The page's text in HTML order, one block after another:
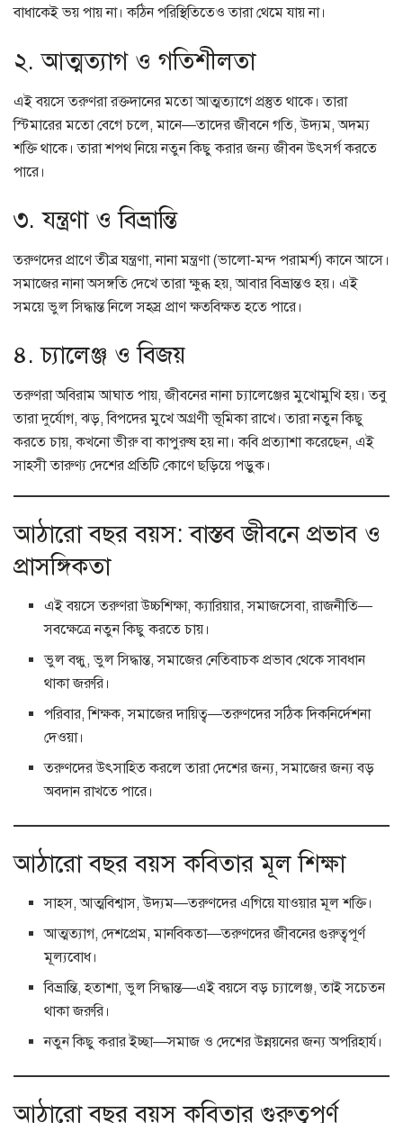
বাধাকেই ভয় পায় না। কঠিন পরিস্থিতিতেও তারা থেমে যায় না।
২. আত্মত্যাগ ও গতিশীলতা
এই বয়সে তরুণরা রক্তদানের মতো আত্মত্যাগে প্রস্তুত থাকে। তারা
স্টিমারের মতো বেগে চলে, মানে—তাদের জীবনে গতি, উদ্যম, অদম্য
শক্তি থাকে। তারা শপথ নিয়ে নতুন কিছু করার জন্য জীবন উৎসর্গ করতে
পারে।
৩. যন্ত্রণা ও বিভ্রান্তি
তরুণদের প্রাণে তীব্র যন্ত্রণা, নানা মন্ত্রণা (ভালো-মন্দ পরামর্শ) কানে আসে।
সমাজের নানা অসঙ্গতি দেখে তারা ক্ষুব্ধ হয়, আবার বিভ্রান্তও হয়। এই
সময়ে ভুল সিদ্ধান্ত নিলে সহস্র প্রাণ ক্ষতবিক্ষত হতে পারে।
৪. চ্যালেঞ্জ ও বিজয়
তরুণরা অবিরাম আঘাত পায়, জীবনের নানা চ্যালেঞ্জের মুখোমুখি হয়। তবু
তারা দুর্যোগ, ঝড়, বিপদের মুখে অগ্রণী ভূমিকা রাখে। তারা নতুন কিছু
করতে চায়, কখনো ভীরু বা কাপুরুষ হয় না। কবি প্রত্যাশা করেছেন, এই
সাহসী তারুণ্য দেশের প্রতিটি কোণে ছড়িয়ে পড়ুক।
আঠারো বছর বয়স: বাস্তব জীবনে প্রভাব ও
প্রাসঙ্গিকতা
এই বয়সে তরুণরা উচ্চশিক্ষা, ক্যারিয়ার, সমাজসেবা, রাজনীতি—
সবক্ষেত্রে নতুন কিছু করতে চায়।
ভুল বন্ধু, ভুল সিদ্ধান্ত, সমাজের নেতিবাচক প্রভাব থেকে সাবধান
থাকা জরুরি।
পরিবার, শিক্ষক, সমাজের দায়িত্ব—তরুণদের সঠিক দিকনির্দেশনা
দেওয়া।
তরুণদের উৎসাহিত করলে তারা দেশের জন্য, সমাজের জন্য বড়
অবদান রাখতে পারে।
আঠারো বছর বয়স কবিতার মূল শিক্ষা
সাহস, আত্মবিশ্বাস, উদ্যম—তরুণদের এগিয়ে যাওয়ার মূল শক্তি।
আত্মত্যাগ, দেশপ্রেম, মানবিকতা—তরুণদের জীবনের গুরুত্বপূর্ণ
মূল্যবোধ।
বিভ্রান্তি, হতাশা, ভুল সিদ্ধান্ত—এই বয়সে বড় চ্যালেঞ্জ, তাই সচেতন
থাকা জরুরি।
নতুন কিছু করার ইচ্ছা—সমাজ ও দেশের উন্নয়নের জন্য অপরিহার্য।
আঠারো বছর বয়স কবিতার গুরুত্বপূর্ণ